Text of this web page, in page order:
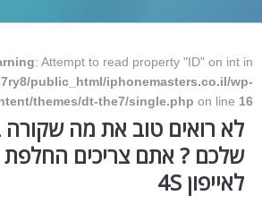
: Attempt to read property "ID" on int in
public_html/iphonemasters.co.il/wp-
themes/dt-the7/single.php on line 16
לא רואים טוב את מה שקורה
שלכם ? אתם צריכים
לאייפון 4S